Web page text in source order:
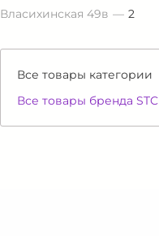
Власихинская 49в
2
Все товары категории
Все товары бренда STC